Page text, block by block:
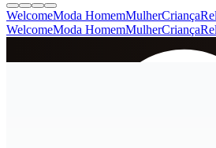
WelcomeModa HomemMulherCriança
WelcomeModa HomemMulherCriança